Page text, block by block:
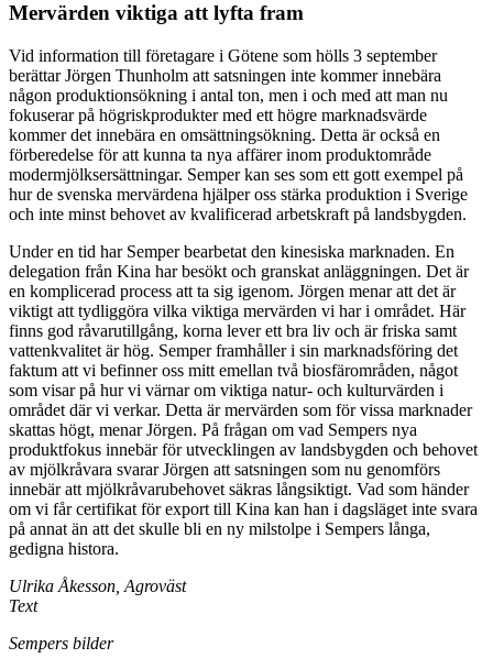
Mervärden viktiga att lyfta fram
Vid information till företagare i Götene som hölls 3 september
berättar Jörgen Thunholm att satsningen inte kommer innebära
någon produktionsökning i antal ton, men i och med att man nu
fokuserar på högriskprodukter med ett högre marknadsvärde
kommer det innebära en omsättningsökning. Detta är också en
förberedelse för att kunna ta nya affärer inom produktområde
modermjölksersättningar. Semper kan ses som ett gott exempel på
hur de svenska mervärdena hjälper oss stärka produktion i Sverige
och inte minst behovet av kvalificerad arbetskraft på landsbygden.
Under en tid har Semper bearbetat den kinesiska marknaden. En
delegation från Kina har besökt och granskat anläggningen. Det är
en komplicerad process att ta sig igenom. Jörgen menar att det är
viktigt att tydliggöra vilka viktiga mervärden vi har i området. Här
finns god råvarutillgång, korna lever ett bra liv och är friska samt
vattenkvalitet är hög. Semper framhåller i sin marknadsföring det
faktum att vi befinner oss mitt emellan två biosfärområden, något
som visar på hur vi värnar om viktiga natur- och kulturvärden i
området där vi verkar. Detta är mervärden som för vissa marknader
skattas högt, menar Jörgen. På frågan om vad Sempers nya
produktfokus innebär för utvecklingen av landsbygden och behovet
av mjölkråvara svarar Jörgen att satsningen som nu genomförs
innebär att mjölkråvarubehovet säkras långsiktigt. Vad som händer
om vi får certifikat för export till Kina kan han i dagsläget inte svara
på annat än att det skulle bli en ny milstolpe i Sempers långa,
gedigna histora.
Ulrika Åkesson, Agroväst
Text
Sempers bilder